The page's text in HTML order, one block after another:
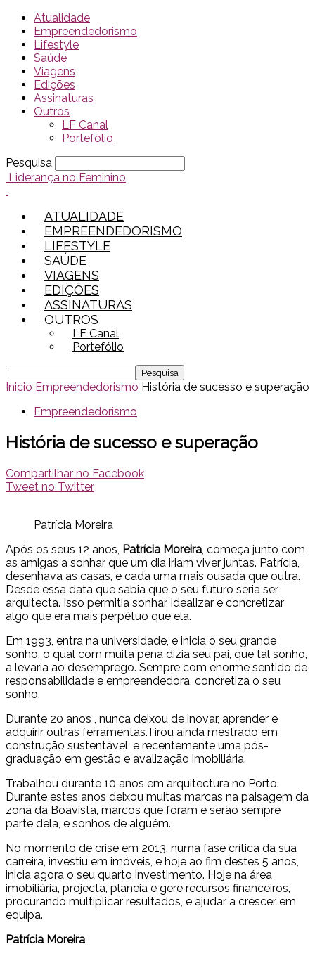
Atualidade
Empreendedorismo
Lifestyle
Saúde
Viagens
Edições
Assinaturas
Outros
LF Canal
Portefólio
Pesquisa
Liderança no Feminino
ATUALIDADE
EMPREENDEDORISMO
LIFESTYLE
SAÚDE
VIAGENS
EDIÇÕES
ASSINATURAS
OUTROS
LF Canal
Portefólio
Inicio Empreendedorismo História de sucesso e superação
Empreendedorismo
História de sucesso e superação
Compartilhar no Facebook
Tweet no Twitter
Patrícia Moreira
Após os seus 12 anos, Patrícia Moreira, começa junto com
as amigas a sonhar que um dia iriam viver juntas. Patrícia,
desenhava as casas, e cada uma mais ousada que outra.
Desde essa data que sabia que o seu futuro seria ser
arquitecta. Isso permitia sonhar, idealizar e concretizar
algo que era mais perpétuo que ela.
Em 1993, entra na universidade, e inicia o seu grande
sonho, o qual com muita pena dizia seu pai, que tal sonho,
a levaria ao desemprego. Sempre com enorme sentido de
responsabilidade e empreendedora, concretiza o seu
sonho.
Durante 20 anos , nunca deixou de inovar, aprender e
adquirir outras ferramentas.Tirou ainda mestrado em
construção sustentável, e recentemente uma pós-
graduação em gestão e avalização imobiliária.
Trabalhou durante 10 anos em arquitectura no Porto.
Durante estes anos deixou muitas marcas na paisagem da
zona da Boavista, marcos que foram e serão sempre
parte dela, e sonhos de alguém.
No momento de crise em 2013, numa fase crítica da sua
carreira, investiu em imóveis, e hoje ao fim destes 5 anos,
inicia agora o seu quarto investimento. Hoje na área
imobiliária, projecta, planeia e gere recursos financeiros,
procurando multiplicar resultados, e ajudar a crescer em
equipa.
Patrícia Moreira